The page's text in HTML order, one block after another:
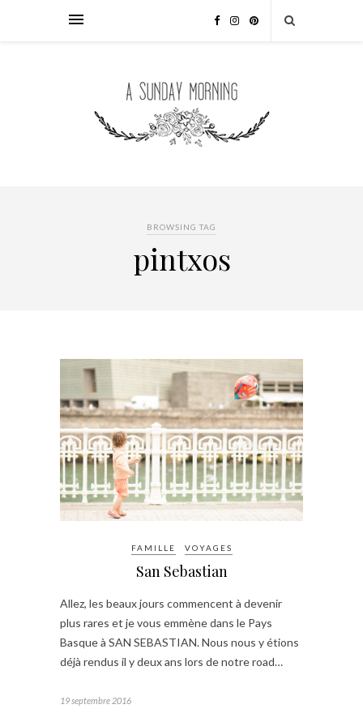
BROWSING TAG
pintxos
FAMILLE VOYAGES
San Sebastian
Allez, les beaux jours commencent à devenir
plus rares et je vous emmène dans le Pays
Basque à SAN SEBASTIAN. Nous nous y étions
déjà rendus il y deux ans lors de notre road…
19 septembre 2016